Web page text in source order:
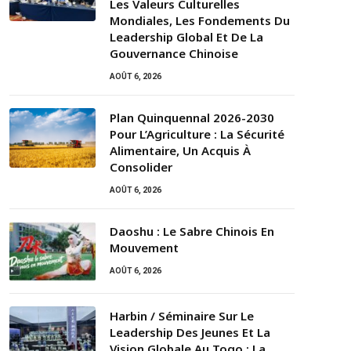
Les Valeurs Culturelles
Mondiales, Les Fondements Du
Leadership Global Et De La
Gouvernance Chinoise
AOÛT 6, 2026
Plan Quinquennal 2026-2030
Pour L’Agriculture : La Sécurité
Alimentaire, Un Acquis À
Consolider
AOÛT 6, 2026
Daoshu : Le Sabre Chinois En
Mouvement
AOÛT 6, 2026
Harbin / Séminaire Sur Le
Leadership Des Jeunes Et La